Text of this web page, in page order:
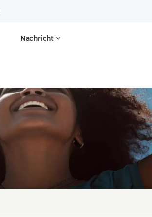
Nachricht